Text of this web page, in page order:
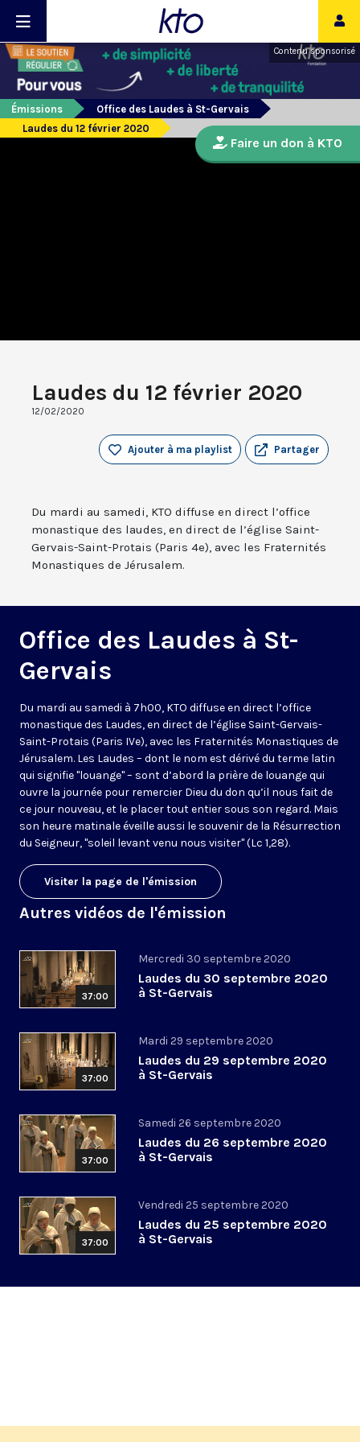
Contenu sponsorisé
Émissions
Office des Laudes à St-Gervais
Laudes du 12 février 2020
Laudes du 12 février 2020
12/02/2020
Partager
Ajouter à ma playlist
Du mardi au samedi, KTO diffuse en direct l’office
monastique des laudes, en direct de l’église Saint-
Gervais-Saint-Protais (Paris 4e), avec les Fraternités
Monastiques de Jérusalem.
Office des Laudes à St-
Gervais
Du mardi au samedi à 7h00, KTO diffuse en direct l’office
monastique des Laudes, en direct de l’église Saint-Gervais-
Saint-Protais (Paris IVe), avec les Fraternités Monastiques de
Jérusalem. Les Laudes – dont le nom est dérivé du terme latin
qui signifie "louange" – sont d’abord la prière de louange qui
ouvre la journée pour remercier Dieu du don qu’il nous fait de
ce jour nouveau, et le placer tout entier sous son regard. Mais
son heure matinale éveille aussi le souvenir de la Résurrection
du Seigneur, "soleil levant venu nous visiter" (Lc 1,28).
Visiter la page de l'émission
Autres vidéos de l'émission
37:00
Mercredi 30 septembre 2020
Laudes du 30 septembre 2020
à St-Gervais
37:00
Mardi 29 septembre 2020
Laudes du 29 septembre 2020
à St-Gervais
37:00
Samedi 26 septembre 2020
Laudes du 26 septembre 2020
à St-Gervais
37:00
Vendredi 25 septembre 2020
Laudes du 25 septembre 2020
à St-Gervais
Faire un don à KTO